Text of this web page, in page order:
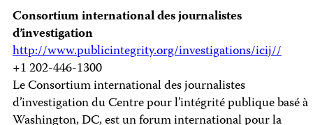
Consortium international des journalistes
d’investigation
http://www.publicintegrity.org/investigations/icij//
+1 202-446-1300
Le Consortium international des journalistes
d’investigation du Centre pour l’intégrité publique basé à